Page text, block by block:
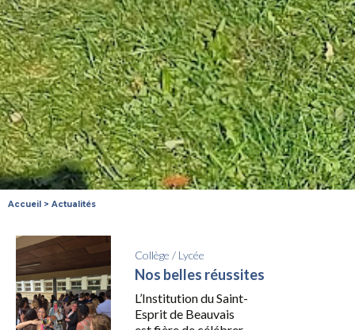
Accueil > Actualités
Collège / Lycée
Nos belles réussites
L’Institution du Saint-
Esprit de Beauvais